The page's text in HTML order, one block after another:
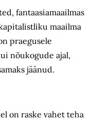
fantaasiamaailmas
maailma
praegusele
nõukogude ajal,
jäänud.
on raske vahet teha